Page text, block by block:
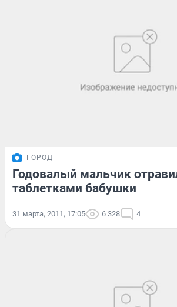
ГОРОД
Годовалый мальчик
таблетками бабушки
31 марта, 2011, 17:05 6 328 4